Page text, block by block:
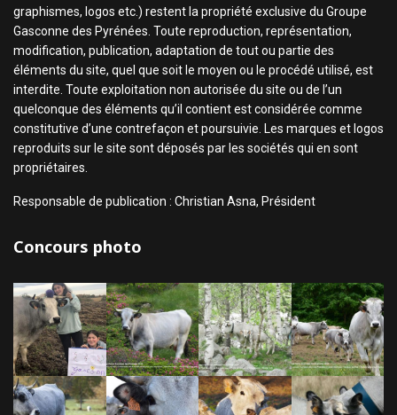
graphismes, logos etc.) restent la propriété exclusive du Groupe
Gasconne des Pyrénées. Toute reproduction, représentation,
modification, publication, adaptation de tout ou partie des
éléments du site, quel que soit le moyen ou le procédé utilisé, est
interdite. Toute exploitation non autorisée du site ou de l’un
quelconque des éléments qu’il contient est considérée comme
constitutive d’une contrefaçon et poursuivie. Les marques et logos
reproduits sur le site sont déposés par les sociétés qui en sont
propriétaires.
Responsable de publication : Christian Asna, Président
Concours photo